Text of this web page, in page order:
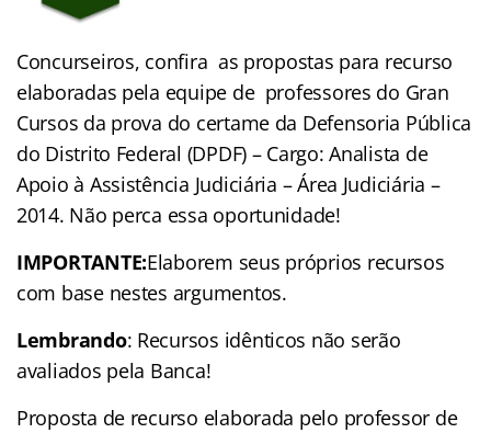
Concurseiros, confira as propostas para recurso
elaboradas pela equipe de professores do Gran
Cursos da prova do certame da Defensoria Pública
do Distrito Federal (DPDF) – Cargo: Analista de
Apoio à Assistência Judiciária – Área Judiciária –
2014. Não perca essa oportunidade!
IMPORTANTE:Elaborem seus próprios recursos
com base nestes argumentos.
Lembrando: Recursos idênticos não serão
avaliados pela Banca!
Proposta de recurso elaborada pelo professor de